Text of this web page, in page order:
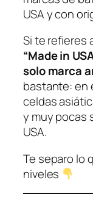
USA y con
Si te refieres
“Made in
solo marca
bastante: en
celdas
y muy pocas
USA.
Te separo lo
niveles